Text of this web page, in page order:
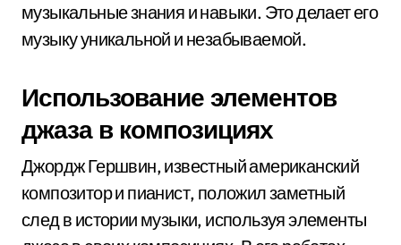
музыкальные знания и навыки. Это делает его
музыку уникальной и незабываемой.
Использование элементов
джаза в композициях
Джордж Гершвин, известный американский
композитор и пианист, положил заметный
след в истории музыки, используя элементы